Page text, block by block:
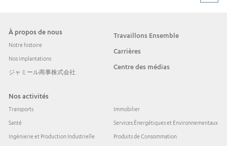
À propos de nous
Notre histoire
Nos implantations
ジャミール商事株式会社
Travaillons Ensemble
Carrières
Centre des médias
Nos activités
Transports
Santé
Ingénierie et Production Industrielle
Immobilier
Services Énergétiques et Environnementaux
Produits de Consommation